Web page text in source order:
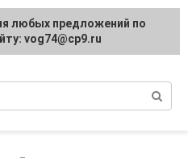
рецепты,
любых предложений по
vog74@cp9.ru